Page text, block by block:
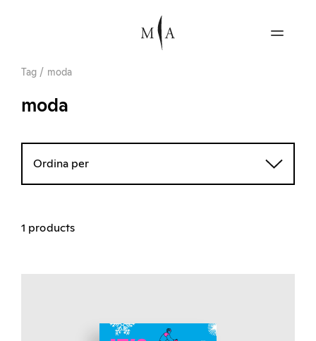
Tag / moda
moda
Ordina per
1 products